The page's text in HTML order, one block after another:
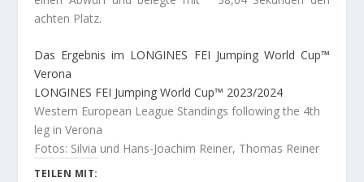
achten Platz.
Das Ergebnis im LONGINES FEI Jumping World Cup™
Verona
LONGINES FEI Jumping World Cup™ 2023/2024
Western European League Standings following the 4th
leg in Verona
Fotos: Silvia und Hans-Joachim Reiner, Thomas Reiner
TEILEN MIT: